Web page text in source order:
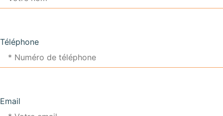
Téléphone
Email